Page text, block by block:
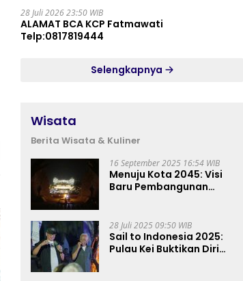
28 Juli 2026 23:50 WIB
ALAMAT BCA KCP Fatmawati
Telp:0817819444
Selengkapnya
Wisata
Berita Wisata & Kuliner
16 September 2025 16:54 WIB
Menuju Kota 2045: Visi
Baru Pembangunan
28 Juli 2025 09:50 WIB
Sail to Indonesia 2025:
Pulau Kei Buktikan Diri